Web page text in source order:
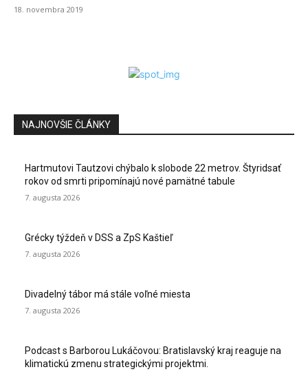
18. novembra 2019
NAJNOVŠIE ČLÁNKY
Hartmutovi Tautzovi chýbalo k slobode 22 metrov. Štyridsať
rokov od smrti pripomínajú nové pamätné tabule
7. augusta 2026
Grécky týždeň v DSS a ZpS Kaštieľ
7. augusta 2026
Divadelný tábor má stále voľné miesta
7. augusta 2026
Podcast s Barborou Lukáčovou: Bratislavský kraj reaguje na
klimatickú zmenu strategickými projektmi.